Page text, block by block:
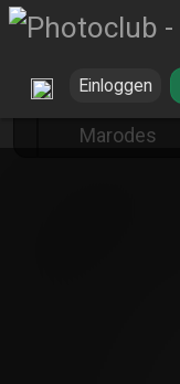
Einloggen
Marodes